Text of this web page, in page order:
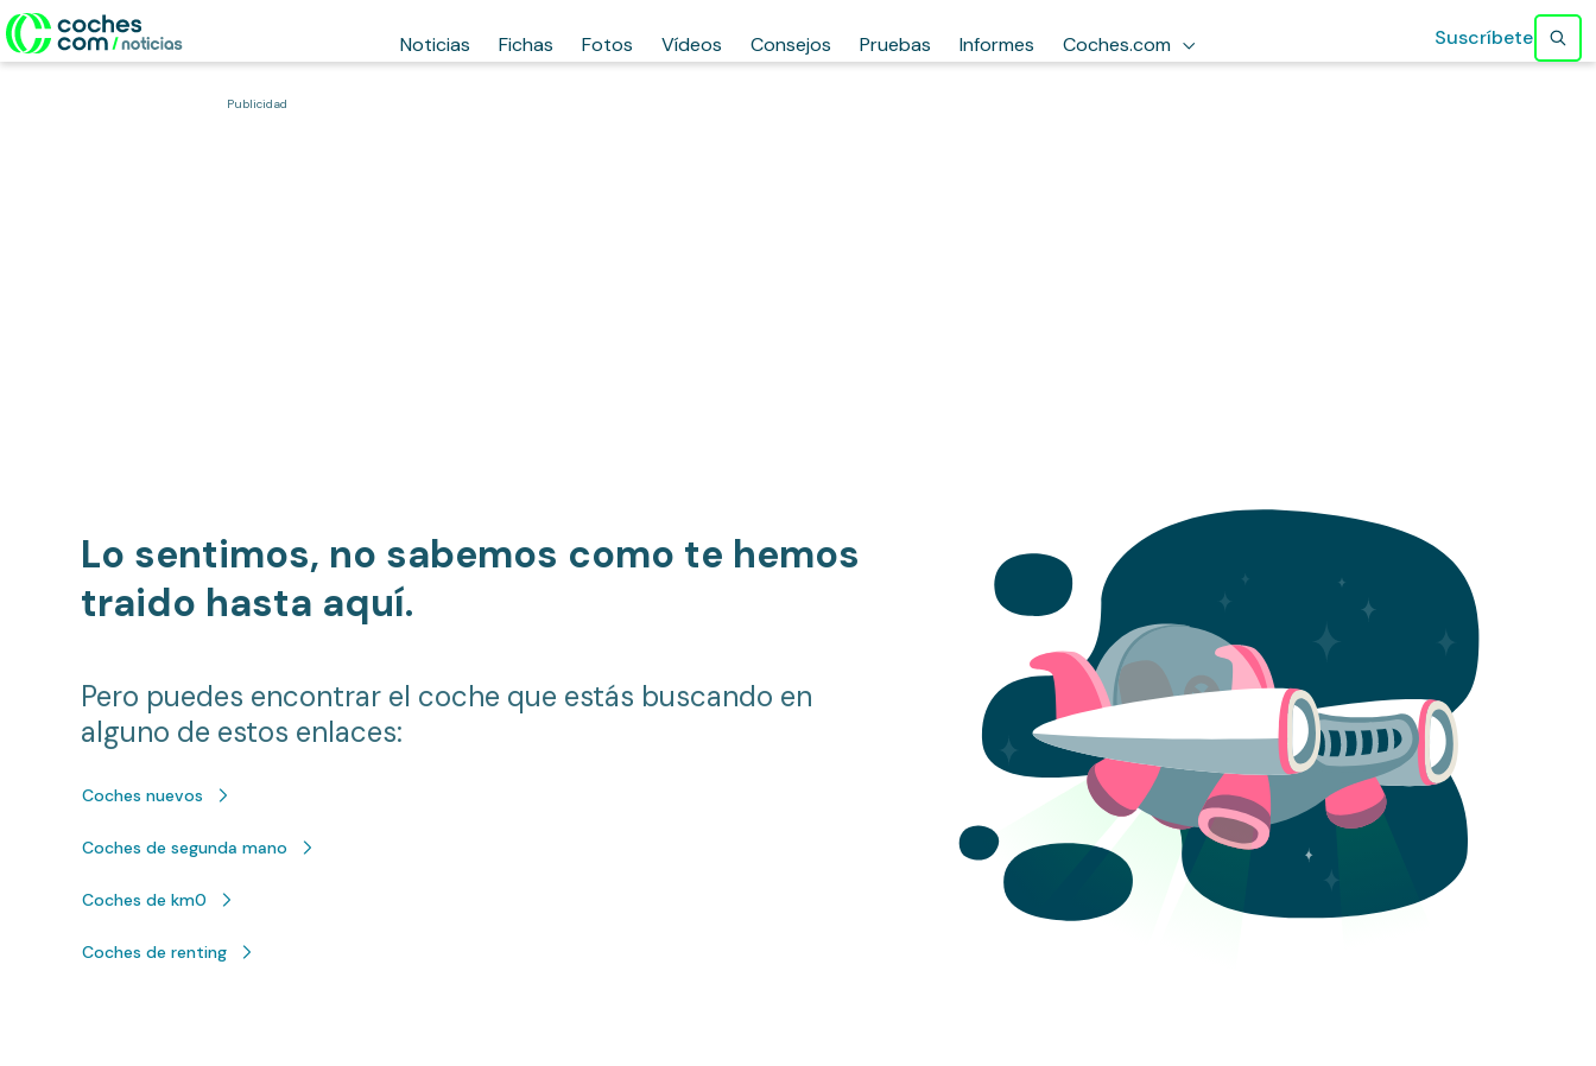
Noticias Fichas Fotos Vídeos Consejos Pruebas Informes Coches.com Suscríbete
Publicidad
Lo sentimos, no sabemos como te hemos
traido hasta aquí.
Pero puedes encontrar el coche que estás buscando en
alguno de estos enlaces:
Coches nuevos
Coches de segunda mano
Coches de km0
Coches de renting